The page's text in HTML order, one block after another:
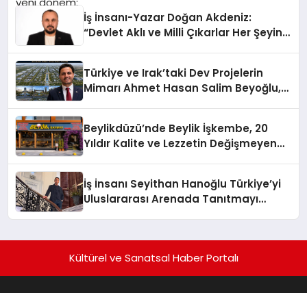
İş İnsanı-Yazar Doğan Akdeniz:
“Devlet Aklı ve Milli Çıkarlar Her Şeyin
Türkiye ve Irak’taki Dev Projelerin
Mimarı Ahmet Hasan Salim Beyoğlu,
Hayata Geçirecek
Beylikdüzü’nde Beylik İşkembe, 20
Yıldır Kalite ve Lezzetin Değişmeyen
İş İnsanı Seyithan Hanoğlu Türkiye’yi
Uluslararası Arenada Tanıtmayı
Kültürel ve Sanatsal Haber Portalı